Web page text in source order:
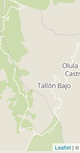
Leaflet | ©